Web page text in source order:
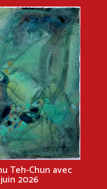
Teh-Chun avec
2026